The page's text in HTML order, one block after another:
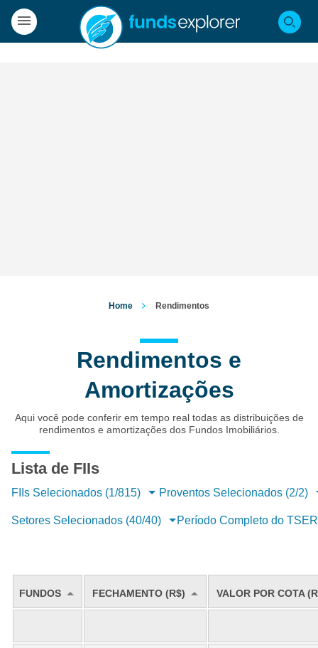
Home Rendimentos
Rendimentos e
Amortizações
Aqui você pode conferir em tempo real todas as distribuições de
rendimentos e amortizações dos Fundos Imobiliários.
Lista de FIIs
FIIs Selecionados (1/815) Proventos Selecionados (2/2)
Setores Selecionados (40/40) Período Completo do
FUNDOS FECHAMENTO (R$) VALOR POR COTA